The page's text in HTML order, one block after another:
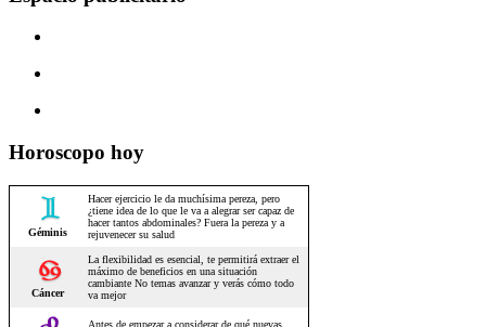
Horoscopo hoy